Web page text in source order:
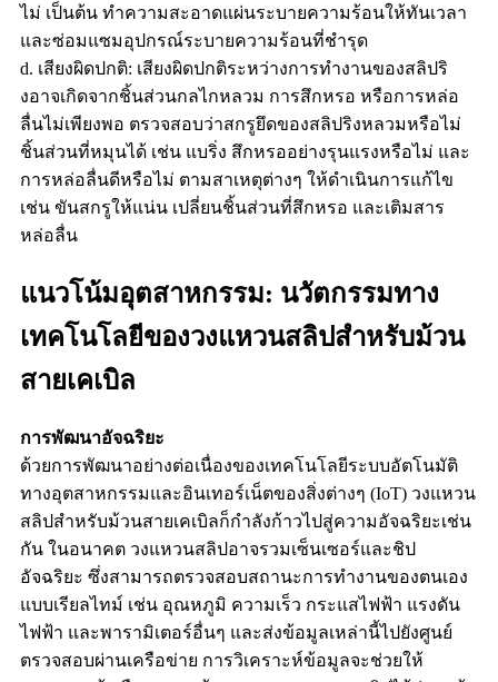
ไม่ เป็นต้น ทำความสะอาดแผ่นระบายความร้อนให้ทันเวลา
และซ่อมแซมอุปกรณ์ระบายความร้อนที่ชำรุด
d. เสียงผิดปกติ: เสียงผิดปกติระหว่างการทำงานของสลิปริ
งอาจเกิดจากชิ้นส่วนกลไกหลวม การสึกหรอ หรือการหล่อ
ลื่นไม่เพียงพอ ตรวจสอบว่าสกรูยึดของสลิปริงหลวมหรือไม่
ชิ้นส่วนที่หมุนได้ เช่น แบริ่ง สึกหรออย่างรุนแรงหรือไม่ และ
การหล่อลื่นดีหรือไม่ ตามสาเหตุต่างๆ ให้ดำเนินการแก้ไข
เช่น ขันสกรูให้แน่น เปลี่ยนชิ้นส่วนที่สึกหรอ และเติมสาร
หล่อลื่น
แนวโน้มอุตสาหกรรม: นวัตกรรมทาง
เทคโนโลยีของวงแหวนสลิปสำหรับม้วน
สายเคเบิล
การพัฒนาอัจฉริยะ
ด้วยการพัฒนาอย่างต่อเนื่องของเทคโนโลยีระบบอัตโนมัติ
ทางอุตสาหกรรมและอินเทอร์เน็ตของสิ่งต่างๆ (IoT) วงแหวน
สลิปสำหรับม้วนสายเคเบิลก็กำลังก้าวไปสู่ความอัจฉริยะเช่น
กัน ในอนาคต วงแหวนสลิปอาจรวมเซ็นเซอร์และชิป
อัจฉริยะ ซึ่งสามารถตรวจสอบสถานะการทำงานของตนเอง
แบบเรียลไทม์ เช่น อุณหภูมิ ความเร็ว กระแสไฟฟ้า แรงดัน
ไฟฟ้า และพารามิเตอร์อื่นๆ และส่งข้อมูลเหล่านี้ไปยังศูนย์
ตรวจสอบผ่านเครือข่าย การวิเคราะห์ข้อมูลจะช่วยให้